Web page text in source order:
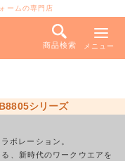
ームの専門店
商品検索 メニュー
シリーズ
ボレーション。
、新時代のワークウエアを